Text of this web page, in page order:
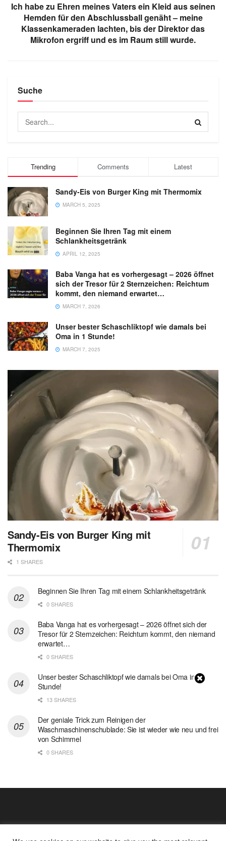
Ich habe zu Ehren meines Vaters ein Kleid aus seinen
Hemden für den Abschlussball genäht – meine
Klassenkameraden lachten, bis der Direktor das
Mikrofon ergriff und es im Raum still wurde.
Suche
Trending Comments Latest
Sandy-Eis von Burger King mit Thermomix
MARCH 5, 2025
Beginnen Sie Ihren Tag mit einem
Schlankheitsgetränk
APRIL 12, 2025
Baba Vanga hat es vorhergesagt – 2026 öffnet
sich der Tresor für 2 Sternzeichen: Reichtum
kommt, den niemand erwartet…
MARCH 7, 2026
Unser bester Schaschliktopf wie damals bei
Oma in 1 Stunde!
MARCH 7, 2025
Sandy-Eis von Burger King mit
Thermomix
1 SHARES
Beginnen Sie Ihren Tag mit einem Schlankheitsgetränk
0 SHARES
Baba Vanga hat es vorhergesagt – 2026 öffnet sich der
Tresor für 2 Sternzeichen: Reichtum kommt, den niemand
erwartet…
0 SHARES
Unser bester Schaschliktopf wie damals bei Oma in 1
Stunde!
13 SHARES
Der geniale Trick zum Reinigen der
Waschmaschinenschublade: Sie ist wieder wie neu und frei
von Schimmel
0 SHARES